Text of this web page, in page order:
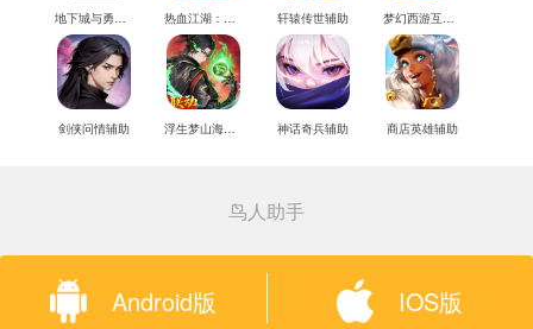
轩辕传世辅助
剑侠问情辅助 神话奇兵辅助 商店英雄辅助
鸟人助手
Android版 IOS版